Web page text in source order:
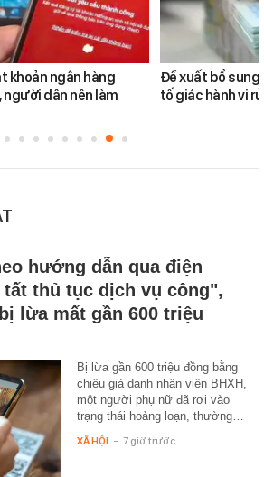
khoản ngân hàng
người dân nên làm
Đề xuất bổ
tố giác hành vi
hướng dẫn qua điện
thủ tục dịch vụ công",
lừa mất gần 600 triệu
Bị lừa gần 600 triệu đồng bằng
chiêu giả danh nhân viên BHXH,
một người phụ nữ đã rơi vào
trạng thái hoảng loạn, thường…
XÃ HỘI - 7 giờ trước